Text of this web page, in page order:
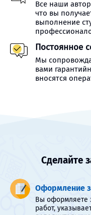
Все наши
что вы
выполнение
Постоянное
Мы
вами
вносятся
Сделайте
Оформление
Вы оформляете
работ,